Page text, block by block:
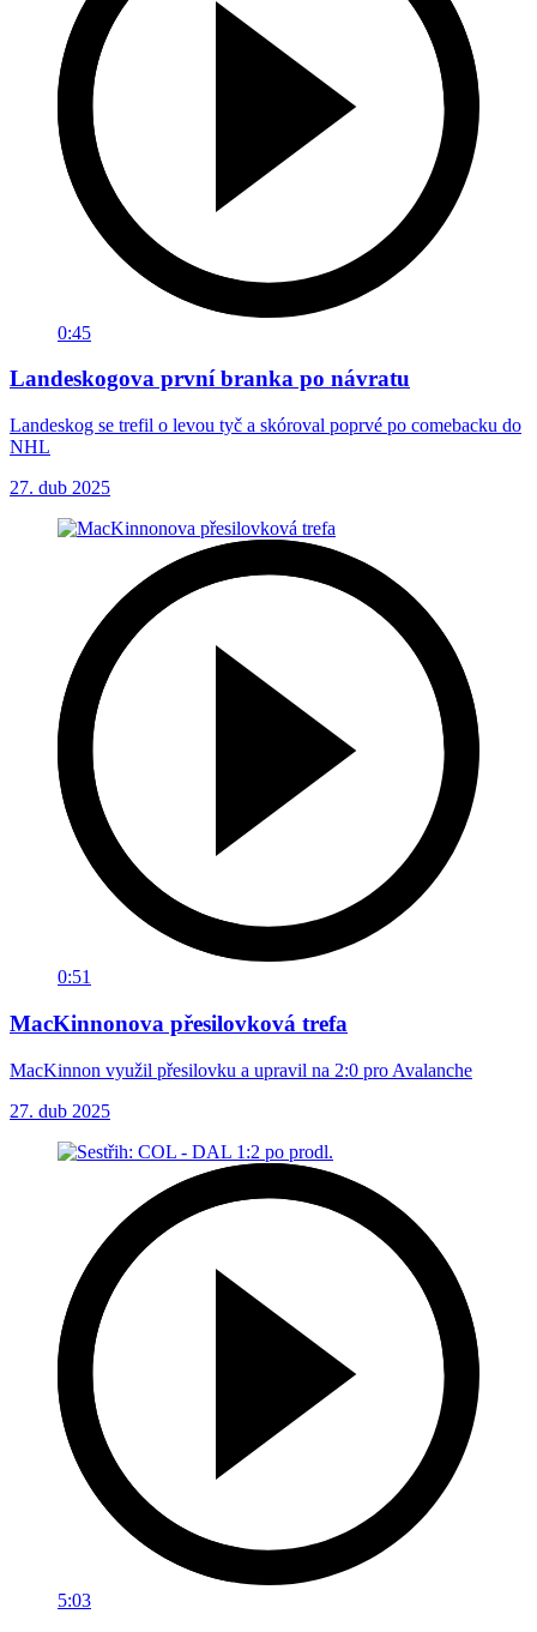
0:45
Landeskogova první branka po návratu
Landeskog se trefil o levou tyč a skóroval poprvé po comebacku do
NHL
27. dub 2025
0:51
MacKinnonova přesilovková trefa
MacKinnon využil přesilovku a upravil na 2:0 pro Avalanche
27. dub 2025
5:03